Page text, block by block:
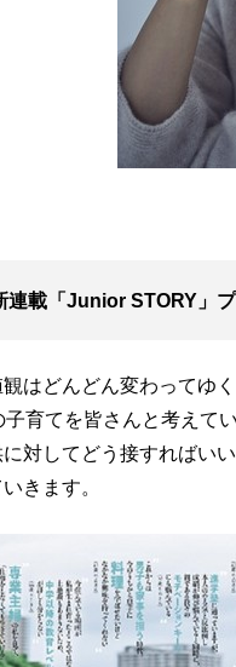
載「Junior STORY」プ
観はどんどん変わってゆ
育てを皆さんと考えて
対してどう接すればい
きます。